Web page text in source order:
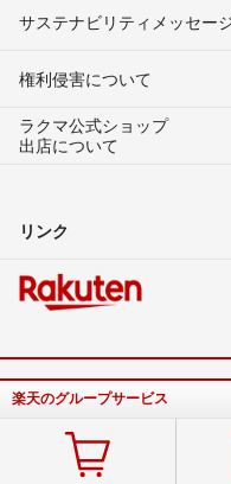
サステナビリティメッセー
権利侵害について
ラクマ公式ショップ
出店について
リンク
楽天のグループサービス